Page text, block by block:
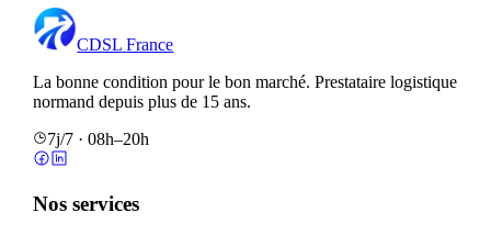
CDSL France
La bonne condition pour le bon marché. Prestataire logistique
normand depuis plus de 15 ans.
7j/7 · 08h–20h
Nos services